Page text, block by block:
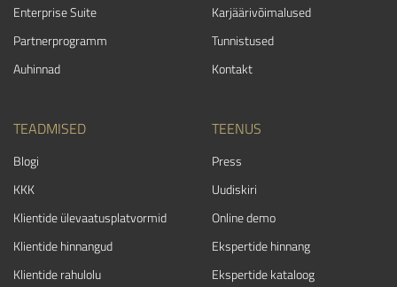
Enterprise Suite
Partnerprogramm
Auhinnad
Karjäärivõimalused
Tunnistused
Kontakt
TEADMISED
Blogi
KKK
Klientide ülevaatusplatvormid
Klientide hinnangud
Klientide rahulolu
TEENUS
Press
Uudiskiri
Online demo
Ekspertide hinnang
Ekspertide kataloog